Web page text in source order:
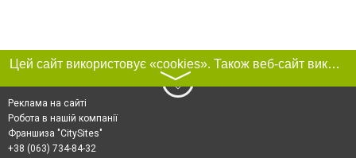
Цей сайт використовує «cookies». Також веб-сайт використовує інтернет-сервіс для збору технічних даних стосовно відвідувачів з метою отримання маркетингової та статистичної інформації. Умови обробки даних відвідувачів сайту див.
〉
Реклама на сайті
Робота в нашій компанії
Франшиза "CitySites"
+38 (063) 734-84-32